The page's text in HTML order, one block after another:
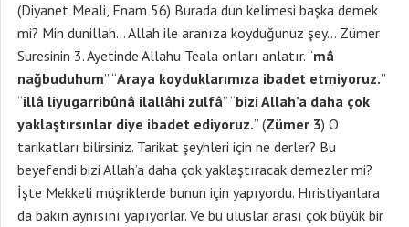
(Diyanet Meali, Enam 56) Burada dun kelimesi başka demek
mi? Min dunillah… Allah ile aranıza koyduğunuz şey… Zümer
Suresinin 3. Ayetinde Allahu Teala onları anlatır. “mâ
nağbuduhum” “Araya koyduklarımıza ibadet etmiyoruz.”
“illâ liyugarribûnâ ilallâhi zulfâ” “bizi Allah’a daha çok
yaklaştırsınlar diye ibadet ediyoruz.” (Zümer 3) O
tarikatları bilirsiniz. Tarikat şeyhleri için ne derler? Bu
beyefendi bizi Allah’a daha çok yaklaştıracak demezler mi?
İşte Mekkeli müşriklerde bunun için yapıyordu. Hıristiyanlara
da bakın aynısını yapıyorlar. Ve bu uluslar arası çok büyük bir